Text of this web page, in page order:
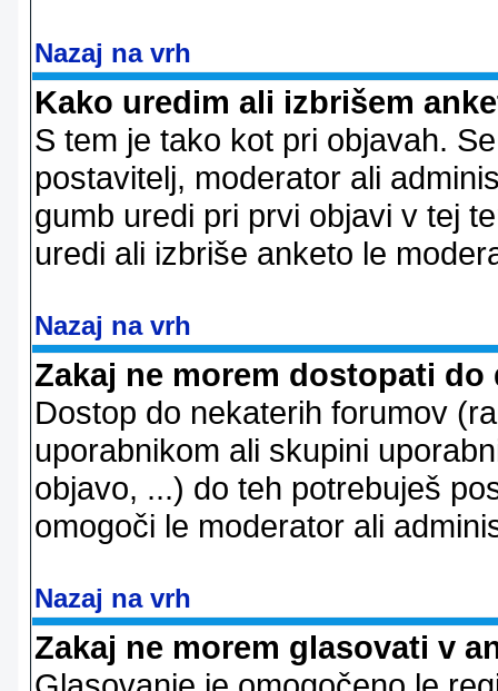
Nazaj na vrh
Kako uredim ali izbrišem
S tem je tako kot pri objavah.
postavitelj, moderator ali
gumb uredi pri prvi objavi v tej
uredi ali izbriše anketo le
Nazaj na vrh
Zakaj ne morem dostopati
Dostop do nekaterih forumov
uporabnikom ali skupini
objavo, ...) do teh potrebuješ
omogoči le moderator ali
Nazaj na vrh
Zakaj ne morem glasovati v